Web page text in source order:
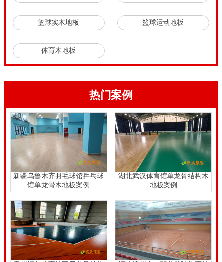
篮球实木地板 篮球运动地板
体育木地板
热门案例
新疆乌鲁木齐羽毛球馆乒乓球
馆单龙骨木地板案例
湖北武汉体育馆单龙骨结构木
地板案例